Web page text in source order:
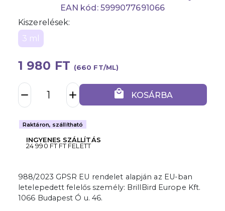
EAN kód: 5999077691066
Kiszerelések:
3 ml
1 980 FT (660 FT/ML)
remove add local_mall KOSÁRBA
Raktáron, szállítható
INGYENES SZÁLLÍTÁS
24 990 FT FT FELETT
988/2023 GPSR EU rendelet alapján az EU-ban
letelepedett felelős személy: BrillBird Europe Kft.
1066 Budapest Ó u. 46.